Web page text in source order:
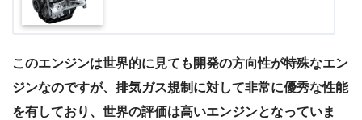
このエンジンは世界的に見ても開発の方向性が特殊なエン
ジンなのですが、排気ガス規制に対して非常に優秀な性能
を有しており、世界の評価は高いエンジンとなっていま